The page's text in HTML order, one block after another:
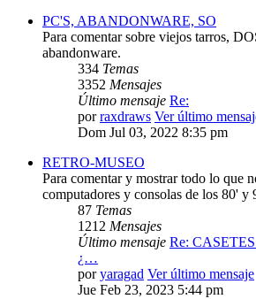
PC'S, ABANDONWARE, SO
Para comentar sobre viejos tarros,
abandonware.
334 Temas
3352 Mensajes
Último mensaje Re:
porraxdraws Ver último
Dom Jul 03, 2022 8:35 pm
RETRO-MUSEO
Para comentar y mostrar todo lo que
computadores y consolas de los 80' y
87 Temas
1212 Mensajes
Último mensaje Re:
¿…
poryaragad Ver último mensaje
Jue Feb 23, 2023 5:44 pm